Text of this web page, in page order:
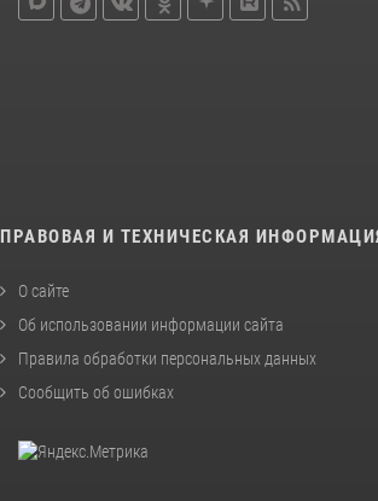
ПРАВОВАЯ И ТЕХНИЧЕСКАЯ
О сайте
Об использовании информации сайта
Правила обработки персональных данных
Сообщить об ошибках